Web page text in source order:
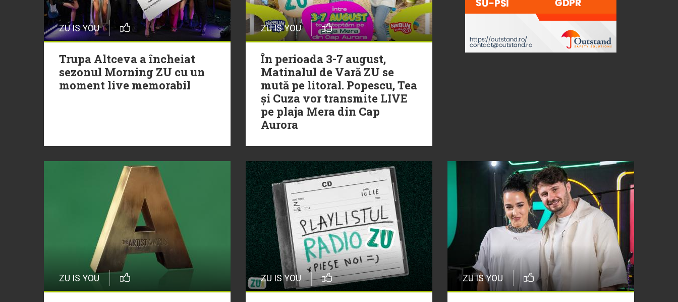
ZU IS YOU
Trupa Altceva a încheiat
sezonul Morning ZU cu un
moment live memorabil
ZU IS YOU
În perioada 3-7 august,
Matinalul de Vară ZU se
mută pe litoral. Popescu, Tea
și Cuza vor transmite LIVE
pe plaja Mera din Cap
Aurora
ZU IS YOU ZU IS YOU ZU IS YOU